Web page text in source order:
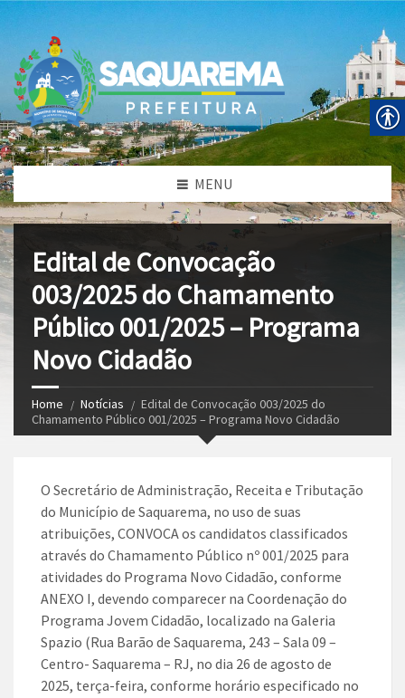
MENU
Edital de Convocação
003/2025 do Chamamento
Público 001/2025 – Programa
Novo Cidadão
Home Notícias
Edital de Convocação 003/2025 do
Chamamento Público 001/2025 – Programa Novo Cidadão
O Secretário de Administração, Receita e Tributação
do Município de Saquarema, no uso de suas
atribuições, CONVOCA os candidatos classificados
através do Chamamento Público nº 001/2025 para
atividades do Programa Novo Cidadão, conforme
ANEXO I, devendo comparecer na Coordenação do
Programa Jovem Cidadão, localizado na Galeria
Spazio (Rua Barão de Saquarema, 243 – Sala 09 –
Centro- Saquarema – RJ, no dia 26 de agosto de
2025, terça-feira, conforme horário especificado no